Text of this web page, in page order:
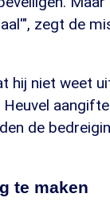
zegt de
hij niet weet
de
te maken